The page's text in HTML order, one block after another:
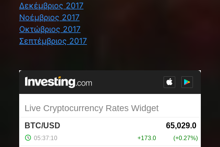
Δεκέμβριος 2017
Νοέμβριος 2017
Οκτώβριος 2017
Σεπτέμβριος 2017